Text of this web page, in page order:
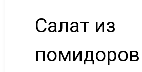
Салат из
помидоров